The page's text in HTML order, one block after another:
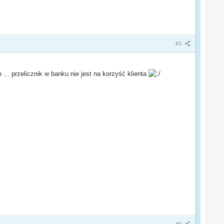
#3
... przelicznik w banku nie jest na korzyść klienta